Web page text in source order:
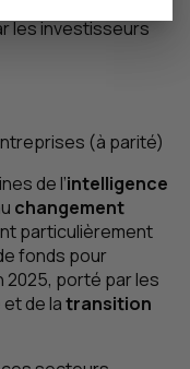
les investisseurs
(à parité)
de l’intelligence
changement
particulièrement
fonds pour
2025, porté par les
et de latransition